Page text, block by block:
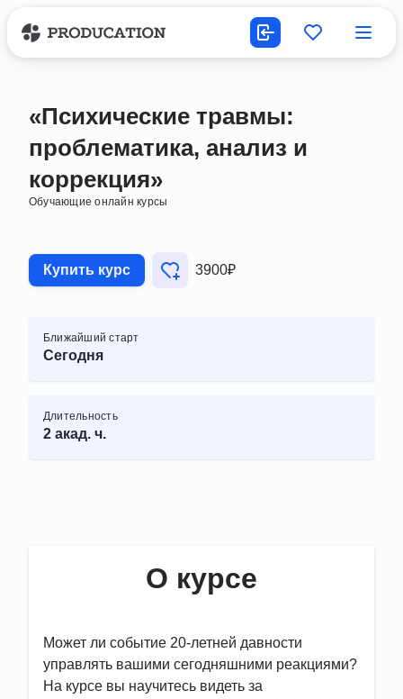
«Психические травмы:
проблематика, анализ и
коррекция»
Обучающие онлайн курсы
Купить курс 3900₽
Ближайший старт
Сегодня
Длительность
2 акад. ч.
О курсе
Может ли событие 20-летней давности
управлять вашими сегодняшними реакциями?
На курсе вы научитесь видеть за